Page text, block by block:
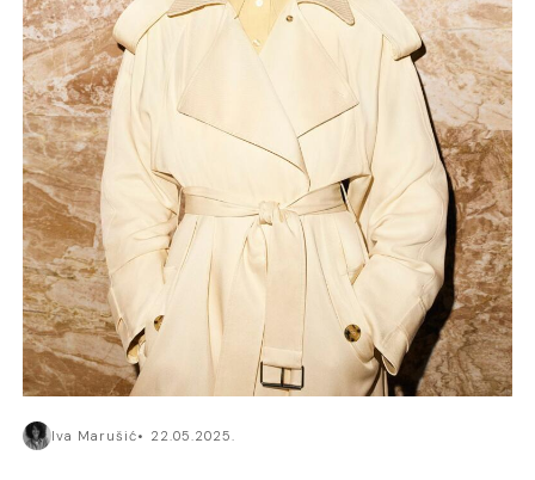
Iva Marušić 22.05.2025.